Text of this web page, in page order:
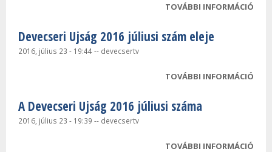
TOVÁBBI INFORMÁCIÓ
Devecseri Ujság 2016 júliusi szám eleje
2016, július 23 - 19:44-- devecsertv
TOVÁBBI INFORMÁCIÓ
A Devecseri Ujság 2016 júliusi száma
2016, július 23 - 19:39 -- devecsertv
TOVÁBBI INFORMÁCIÓ